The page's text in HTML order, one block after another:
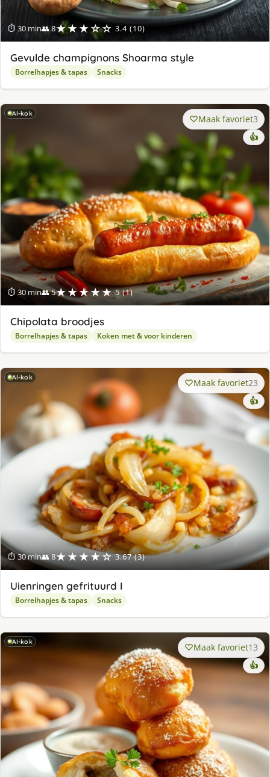
⏱ 30 min👥 8★★★☆☆ 3.4 (10)
Gevulde champignons Shoarma style
Borrelhapjes & tapas Snacks
AI-kok
⏱ 30 min👥 5★★★★★ 5 (1)
Maak favoriet3
👍
Chipolata broodjes
Borrelhapjes & tapas Koken met & voor kinderen
AI-kok
⏱ 30 min👥 8★★★★☆ 3.67 (3)
Maak favoriet23
👍
Uienringen gefrituurd I
Borrelhapjes & tapas Snacks
AI-kok Maak favoriet13
👍